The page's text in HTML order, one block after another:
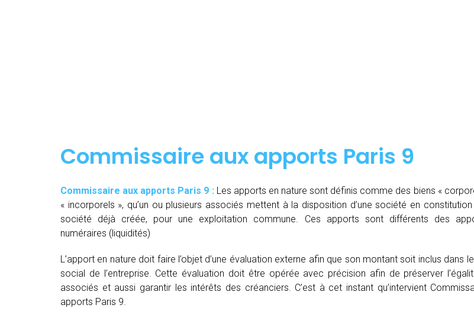
Commissaire aux apports Paris 9
Commissaire aux apports Paris 9 : Les apports en nature sont définis comme des biens «
« incorporels », qu’un ou plusieurs associés mettent à la disposition d’une société en
société déjà créée, pour une exploitation commune. Ces apports sont différents des
numéraires (liquidités)
L’apport en nature doit faire l’objet d’une évaluation externe afin que son montant soit inclus dans
social de l’entreprise. Cette évaluation doit être opérée avec précision afin de préserver
associés et aussi garantir les intérêts des créanciers. C’est à cet instant qu’intervient
apports Paris 9.